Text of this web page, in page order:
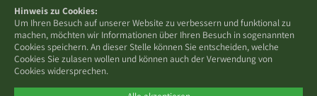
Hinweis zu Cookies:
Um Ihren Besuch auf unserer Website zu verbessern und funktional zu
machen, möchten wir Informationen über Ihren Besuch in sogenannten
Cookies speichern. An dieser Stelle können Sie entscheiden, welche
Cookies Sie zulasen wollen und können auch der Verwendung von
Cookies widersprechen.